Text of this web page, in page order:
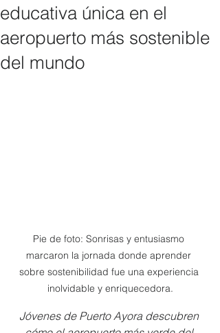
educativa única en el
aeropuerto más sostenible
del mundo
Pie de foto: Sonrisas y entusiasmo
marcaron la jornada donde aprender
sobre sostenibilidad fue una experiencia
inolvidable y enriquecedora.
Jóvenes de Puerto Ayora descubren